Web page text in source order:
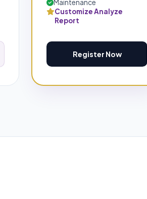
Maintenance
Customize Analyze
Report
Register Now